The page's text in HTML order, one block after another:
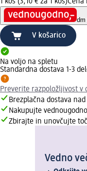
dm
V košarico
Na voljo na spletu
Standardna dostava 1-3
Preverite razpoložljivost v
Brezplačna dostava nad
Nakupujte vednougodno
Zbirajte in unovčujte
Vedno